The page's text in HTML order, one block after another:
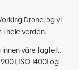
Drone, og vi
i hele verden.
innen våre fagfelt,
ISO 14001 og